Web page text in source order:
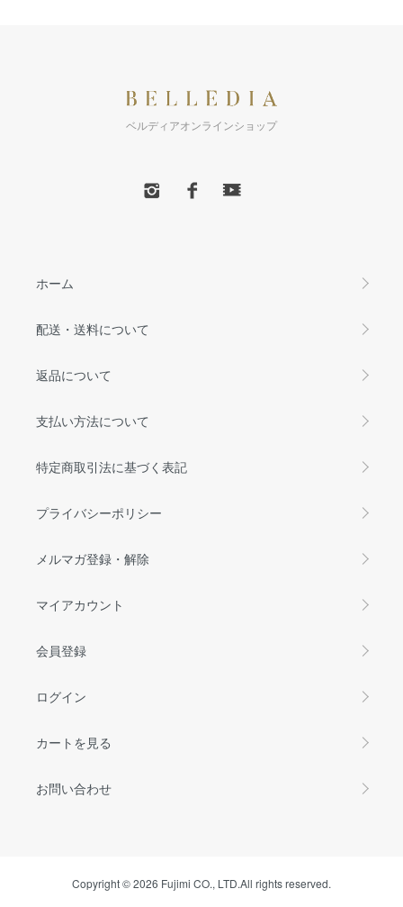
ベルディアオンラインショップ
ホーム
配送・送料について
返品について
支払い方法について
特定商取引法に基づく表記
プライバシーポリシー
メルマガ登録・解除
マイアカウント
会員登録
ログイン
カートを見る
お問い合わせ
Copyright © 2026 Fujimi CO., LTD.All rights reserved.